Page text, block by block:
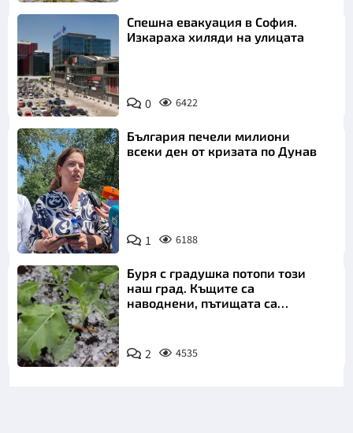
Спешна евакуация в София.
Изкараха хиляди на улицата
0 6422
Снимка: БТА
България печели милиони
всеки ден от кризата по Дунав
1 6188
Буря с градушка потопи този
наш град. Къщите са
наводнени, пътищата са
2 4535